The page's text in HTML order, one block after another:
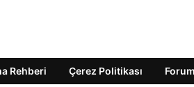
Rehberi Çerez Politikası Forum